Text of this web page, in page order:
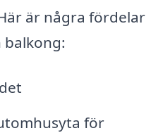
är några fördelar
balkong:
för